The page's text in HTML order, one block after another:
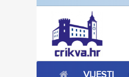
VIJESTI